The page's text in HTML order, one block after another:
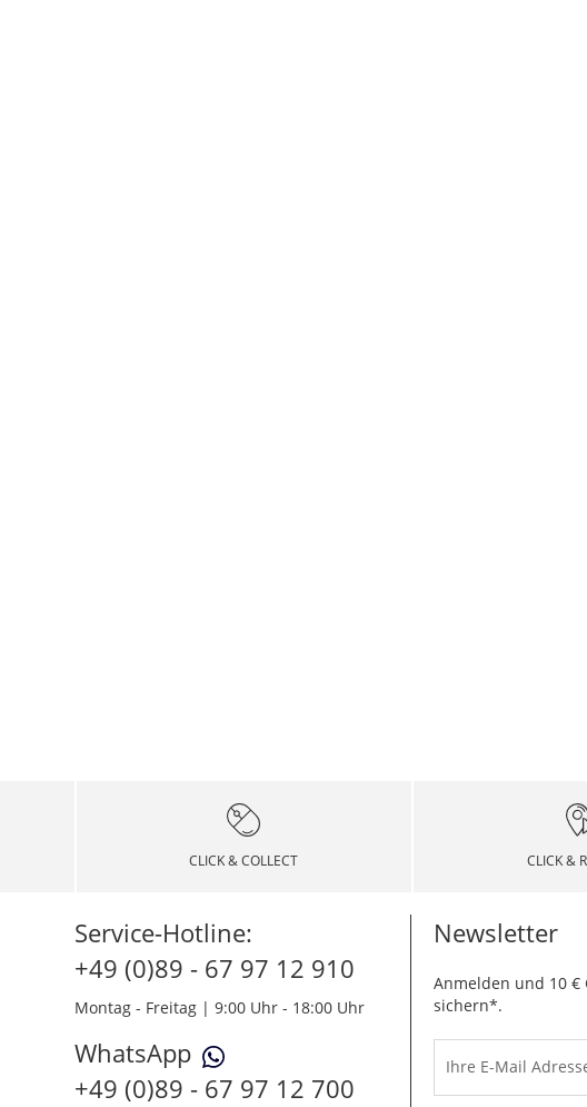
CLICK & COLLECT CLICK &
Service-Hotline:
+49 (0)89 - 67 97 12 910
Montag - Freitag | 9:00 Uhr - 18:00 Uhr
WhatsApp
+49 (0)89 - 67 97 12 700
Newsletter
Anmelden und 10 €
sichern*.
Ihre E-Mail